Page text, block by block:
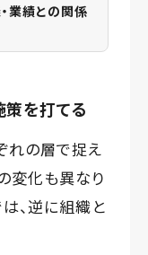
業績との関係
を打てる
れの層で捉え
変化も異なり
、逆に組織と